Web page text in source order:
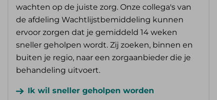
wachten op de juiste zorg. Onze collega's van
de afdeling Wachtlijstbemiddeling kunnen
ervoor zorgen dat je gemiddeld 14 weken
sneller geholpen wordt. Zij zoeken, binnen en
buiten je regio, naar een zorgaanbieder die je
behandeling uitvoert.
Ik wil sneller geholpen worden